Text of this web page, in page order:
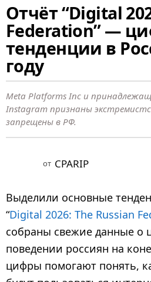
9
м
е
с
я
ц
е
в
н
д
9
м
е
с
Отчёт “Digital
Federation” —
тенденции в
году
Meta Platforms Inc и
Instagram признаны
запрещены в РФ.
от CPARIP
Выделили основные
“Digital 2026: The Russian
собраны свежие данные о
поведении россиян на
цифры помогают понять,